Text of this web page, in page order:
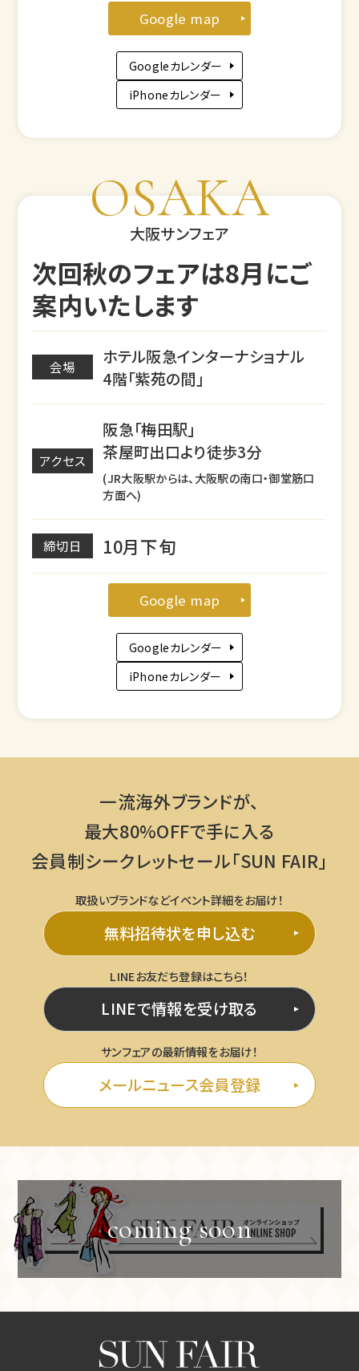
Google map
Googleカレンダー
iPhoneカレンダー
OSAKA
大阪サンフェア
次回秋のフェアは8月にご
案内いたします
会場
ホテル阪急インターナショナル
4階「紫苑の間」
アクセス
阪急「梅田駅」
茶屋町出口より徒歩3分
(JR大阪駅からは、大阪駅の南口・御堂筋口
方面へ)
締切日 10月下旬
Google map
Googleカレンダー
iPhoneカレンダー
一流海外ブランドが、
最大80%OFFで手に入る
会員制シークレットセール「SUN FAIR」
取扱いブランドなどイベント詳細をお届け！
LINEお友だち登録はこちら！
サンフェアの最新情報をお届け！
無料招待状を申し込む
LINEで情報を受け取る
メールニュース会員登録